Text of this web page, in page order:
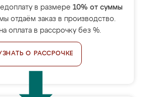
в размере 10% от суммы
отдаём заказ в производство.
оплата в рассрочку без %.
О РАССРОЧКЕ